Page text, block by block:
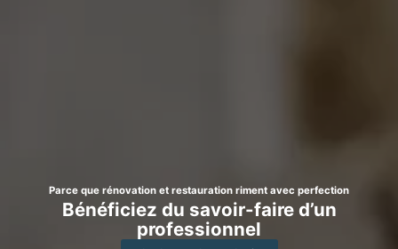
Parce que rénovation et restauration riment avec perfection
Bénéficiez du savoir-faire d’un
professionnel